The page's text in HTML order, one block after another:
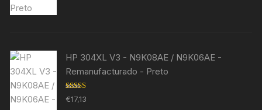
HP 304XL V3 - N9K08AE / N9K06AE -
Remanufacturado - Preto
Avaliação
5.00 de 5
€17,13